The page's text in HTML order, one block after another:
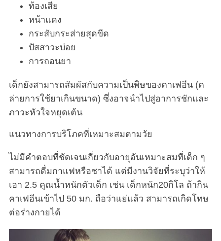
ท้องเสีย
หน้าแดง
กระสับกระส่ายสุดขีด
ปัสสาวะบ่อย
การถอนยา
เด็กยังสามารถสัมผัสกับความเป็นพิษของคาเฟอีน (ค
ล่ายการใช้ยาเกินขนาด) ซึ่งอาจนำไปสู่อาการชักและ
ภาวะหัวใจหยุดเต้น
แนวทางการบริโภคที่เหมาะสมตามวัย
ไม่มีคำตอบที่ชัดเจนเกี่ยวกับอายุอันเหมาะสมที่เด็ก ๆ
สามารถดื่มกาแฟหรือชาได้ แต่มีงานวิจัยที่ระบุว่าให้
เอา 2.5 คูณน้ำหนักตัวเด็ก เช่น เด็กหนัก20กิโล ถ้ากิน
คาเฟอีนเข้าไป 50 มก. ถือว่าแย่แล้ว สามารถเกิดโทษ
ต่อร่างกายได้